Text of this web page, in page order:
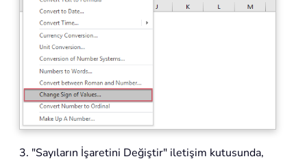
3. "Sayıların İşaretini Değiştir" iletişim kutusunda,